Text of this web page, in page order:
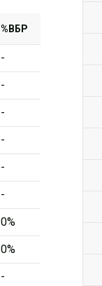
%ВБР
-
-
-
-
-
-
0%
0%
-